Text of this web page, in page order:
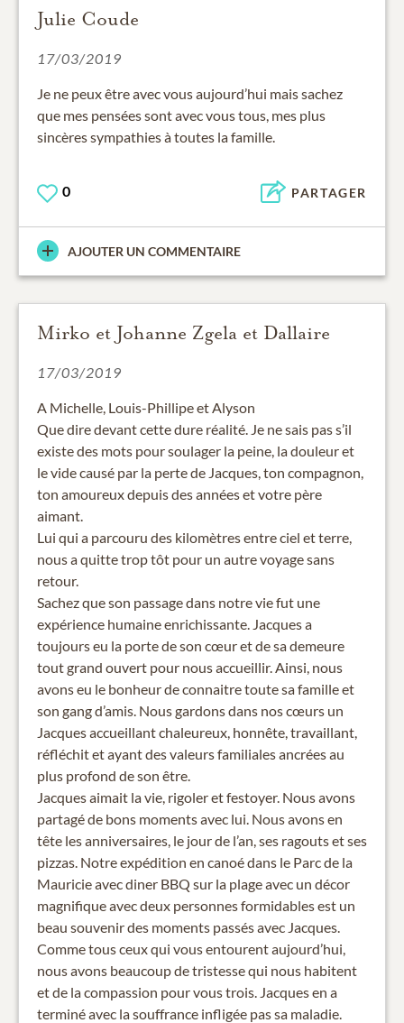
Julie Coude
17/03/2019
Je ne peux être avec vous aujourd’hui mais sachez
que mes pensées sont avec vous tous, mes plus
sincères sympathies à toutes la famille.
0 PARTAGER
AJOUTER UN COMMENTAIRE
Mirko et Johanne Zgela et Dallaire
17/03/2019
A Michelle, Louis-Phillipe et Alyson
Que dire devant cette dure réalité. Je ne sais pas s’il
existe des mots pour soulager la peine, la douleur et
le vide causé par la perte de Jacques, ton compagnon,
ton amoureux depuis des années et votre père
aimant.
Lui qui a parcouru des kilomètres entre ciel et terre,
nous a quitte trop tôt pour un autre voyage sans
retour.
Sachez que son passage dans notre vie fut une
expérience humaine enrichissante. Jacques a
toujours eu la porte de son cœur et de sa demeure
tout grand ouvert pour nous accueillir. Ainsi, nous
avons eu le bonheur de connaitre toute sa famille et
son gang d’amis. Nous gardons dans nos cœurs un
Jacques accueillant chaleureux, honnête, travaillant,
réfléchit et ayant des valeurs familiales ancrées au
plus profond de son être.
Jacques aimait la vie, rigoler et festoyer. Nous avons
partagé de bons moments avec lui. Nous avons en
tête les anniversaires, le jour de l’an, ses ragouts et ses
pizzas. Notre expédition en canoé dans le Parc de la
Mauricie avec diner BBQ sur la plage avec un décor
magnifique avec deux personnes formidables est un
beau souvenir des moments passés avec Jacques.
Comme tous ceux qui vous entourent aujourd’hui,
nous avons beaucoup de tristesse qui nous habitent
et de la compassion pour vous trois. Jacques en a
terminé avec la souffrance infligée pas sa maladie.